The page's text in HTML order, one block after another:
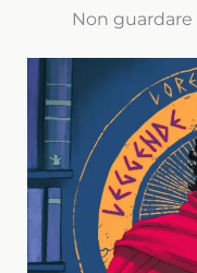
Non guardare